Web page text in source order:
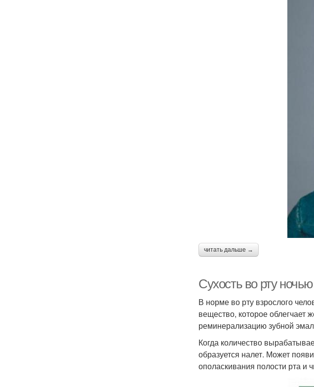
читать дальше →
Сухость во рту
В норме во рту взрослого
вещество, которое облегчает
реминерализацию зубной
Когда количество
образуется налет. Может
ополаскивания полости рта и